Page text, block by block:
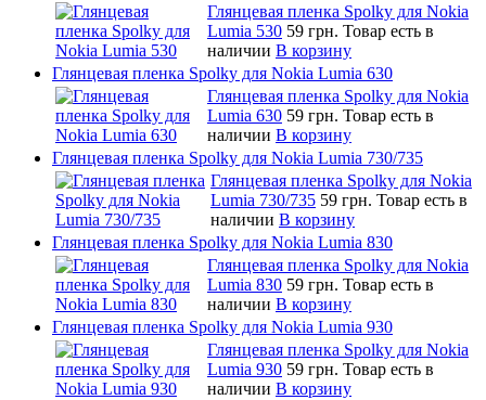
Глянцевая пленка Spolky для Nokia
Lumia 530 59 грн. Товар есть в
наличии В корзину
Глянцевая пленка Spolky для Nokia Lumia 630
Глянцевая пленка Spolky для Nokia
Lumia 630 59 грн. Товар есть в
наличии В корзину
Глянцевая пленка Spolky для Nokia Lumia 730/735
Глянцевая пленка Spolky для Nokia
Lumia 730/735 59 грн. Товар есть в
наличии В корзину
Глянцевая пленка Spolky для Nokia Lumia 830
Глянцевая пленка Spolky для Nokia
Lumia 830 59 грн. Товар есть в
наличии В корзину
Глянцевая пленка Spolky для Nokia Lumia 930
Глянцевая пленка Spolky для Nokia
Lumia 930 59 грн. Товар есть в
наличии В корзину